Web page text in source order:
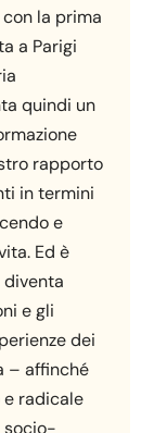
la prima
a Parigi
quindi un
rapporto
in termini
e
Ed è
diventa
e gli
dei
– affinché
e radicale
socio-